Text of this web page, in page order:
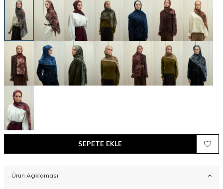
SEPETE EKLE
Ürün Açıklaması